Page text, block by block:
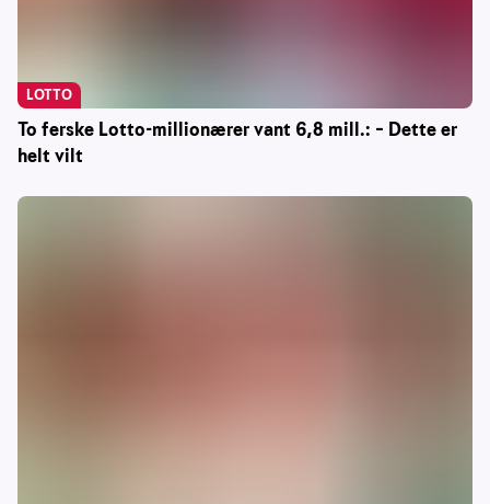
To ferske Lotto-millionærer vant 6,8 mill.: – Dette er
helt vilt
LOTTO